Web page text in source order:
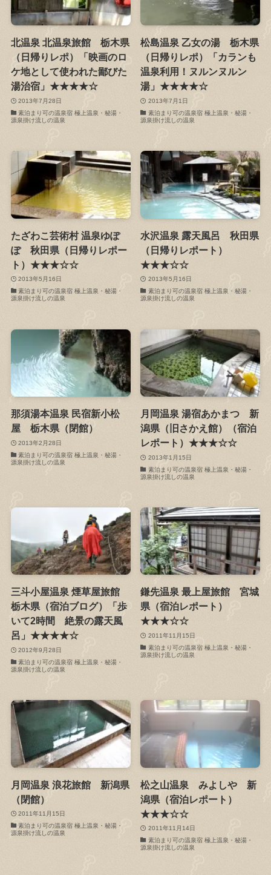
北温泉 北温泉旅館 栃木県
（日帰りレポ）「映画のロ
ケ地として使われた鄙びた
湯治宿」★★★★☆
2013年7月28日
素泊まり可の温泉宿 極上温泉・秘湯・
源泉掛け流しの温泉
松島温泉 乙女の湯 栃木県
（日帰りレポ）「カランも
温泉利用！ヌルンヌルン
湯」★★★★☆
2013年7月1日
素泊まり可の温泉宿 極上温泉・秘湯・
源泉掛け流しの温泉
たざわこ芸術村 温泉ゆぽ
ぽ 秋田県（日帰りレポー
ト）★★★☆☆
2013年5月16日
素泊まり可の温泉宿 極上温泉・秘湯・
源泉掛け流しの温泉
水沢温泉 露天風呂 秋田県
（日帰りレポート）
★★★☆☆
2013年5月16日
素泊まり可の温泉宿 極上温泉・秘湯・
源泉掛け流しの温泉
那須湯本温泉 民宿新小松
屋 栃木県（閉館）
2013年2月28日
素泊まり可の温泉宿 極上温泉・秘湯・
源泉掛け流しの温泉
月岡温泉 湯宿あかまつ 新
潟県（旧さかえ館）（宿泊
レポート）★★★☆☆
2013年1月15日
素泊まり可の温泉宿 極上温泉・秘湯・
源泉掛け流しの温泉
三斗小屋温泉 煙草屋旅館
栃木県（宿泊ブログ）「歩
いて2時間 絶景の露天風
呂」★★★★☆
2012年9月28日
素泊まり可の温泉宿 極上温泉・秘湯・
源泉掛け流しの温泉
鎌先温泉 最上屋旅館 宮城
県（宿泊レポート）
★★★☆☆
2011年11月15日
素泊まり可の温泉宿 極上温泉・秘湯・
源泉掛け流しの温泉
月岡温泉 浪花旅館 新潟県
（閉館）
2011年11月15日
素泊まり可の温泉宿 極上温泉・秘湯・
源泉掛け流しの温泉
松之山温泉 みよしや 新
潟県（宿泊レポート）
★★★☆☆
2011年11月14日
素泊まり可の温泉宿 極上温泉・秘湯・
源泉掛け流しの温泉